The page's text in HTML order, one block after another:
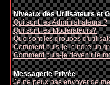
Niveaux des Utilisateurs et
Qui sont les Administrateurs ?
Qui sont les Modérateurs?
Que sont les groupes
Comment puis-je joindre un
Comment puis-je devenir le
Messagerie Privée
Je ne peux pas envoyer de